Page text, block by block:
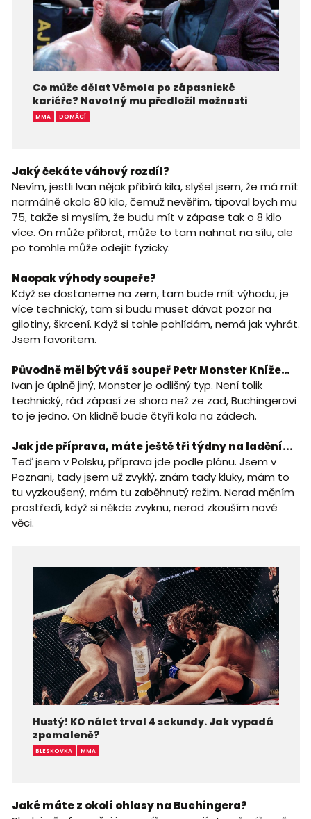
Co může dělat Vémola po zápasnické
kariéře? Novotný mu předložil možnosti
MMA DOMÁCÍ
Jaký čekáte váhový rozdíl?
Nevím, jestli Ivan nějak přibírá kila, slyšel jsem, že má mít
normálně okolo 80 kilo, čemuž nevěřím, tipoval bych mu
75, takže si myslím, že budu mít v zápase tak o 8 kilo
více. On může přibrat, může to tam nahnat na sílu, ale
po tomhle může odejít fyzicky.
Naopak výhody soupeře?
Když se dostaneme na zem, tam bude mít výhodu, je
více technický, tam si budu muset dávat pozor na
gilotiny, škrcení. Když si tohle pohlídám, nemá jak vyhrát.
Jsem favoritem.
Původně měl být váš soupeř Petr Monster Kníže…
Ivan je úplně jiný, Monster je odlišný typ. Není tolik
technický, rád zápasí ze shora než ze zad, Buchingerovi
to je jedno. On klidně bude čtyři kola na zádech.
Jak jde příprava, máte ještě tři týdny na ladění...
Teď jsem v Polsku, příprava jde podle plánu. Jsem v
Poznani, tady jsem už zvyklý, znám tady kluky, mám to
tu vyzkoušený, mám tu zaběhnutý režim. Nerad měním
prostředí, když si někde zvyknu, nerad zkouším nové
věci.
Hustý! KO nálet trval 4 sekundy. Jak vypadá
zpomaleně?
BLESKOVKA MMA
Jaké máte z okolí ohlasy na Buchingera?